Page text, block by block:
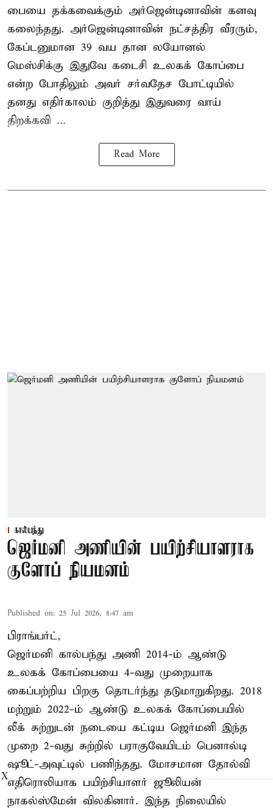
பையை தக்கவைக்கும் அர்ஜென்டினாவின் கனவு
கலைந்தது. அர்ஜென்டினாவின் நட்சத்திர வீரரும்,
கேப்டனுமான 39 வய தான லயோனல்
மெஸ்சிக்கு இதுவே கடைசி உலகக் கோப்பை
என்ற போதிலும் அவர் சர்வதேச போட்டியில்
தனது எதிர்காலம் குறித்து இதுவரை வாய்
திறக்கவி ...
Read More
கால்பந்து
ஜெர்மனி அணியின் பயிற்சியாளராக
குளோப் நியமனம்
Published on: 25 Jul 2026, 8:47 am
பிராங்பர்ட்,
ஜெர்மனி கால்பந்து அணி 2014-ம் ஆண்டு
உலகக் கோப்பையை 4-வது முறையாக
கைப்பற்றிய பிறகு தொடர்ந்து தடுமாறுகிறது. 2018
மற்றும் 2022-ம் ஆண்டு உலகக் கோப்பையில்
லீக் சுற்றுடன் நடையை கட்டிய ஜெர்மனி இந்த
முறை 2-வது சுற்றில் பராகுவேயிடம் பெனால்டி
ஷூட்-அவுட்டில் பணிந்தது. மோசமான தோல்வி
எதிரொலியாக பயிற்சியாளர் ஜூலியன்
நாகல்ஸ்மேன் விலகினார். இந்த நிலையில்
X